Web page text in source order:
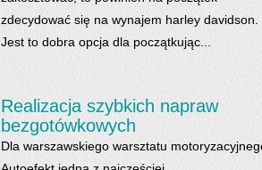
zdecydować się na wynajem harley davidson.
Jest to dobra opcja dla początkując...
Realizacja szybkich napraw
bezgotówkowych
Dla warszawskiego warsztatu